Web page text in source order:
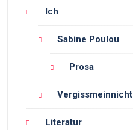
Ich
Sabine Poulou
Prosa
Vergissmeinnicht
Literatur